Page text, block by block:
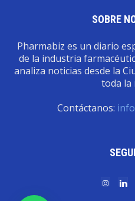
SOBRE
Pharmabiz es un diario
de la industria
analiza noticias desde la
toda la
Contáctanos: